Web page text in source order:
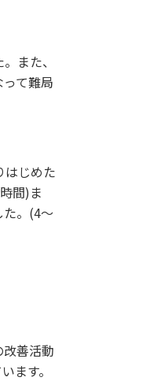
また、
て難局
はじめた
間)ま
。(4〜
善活動
ます。